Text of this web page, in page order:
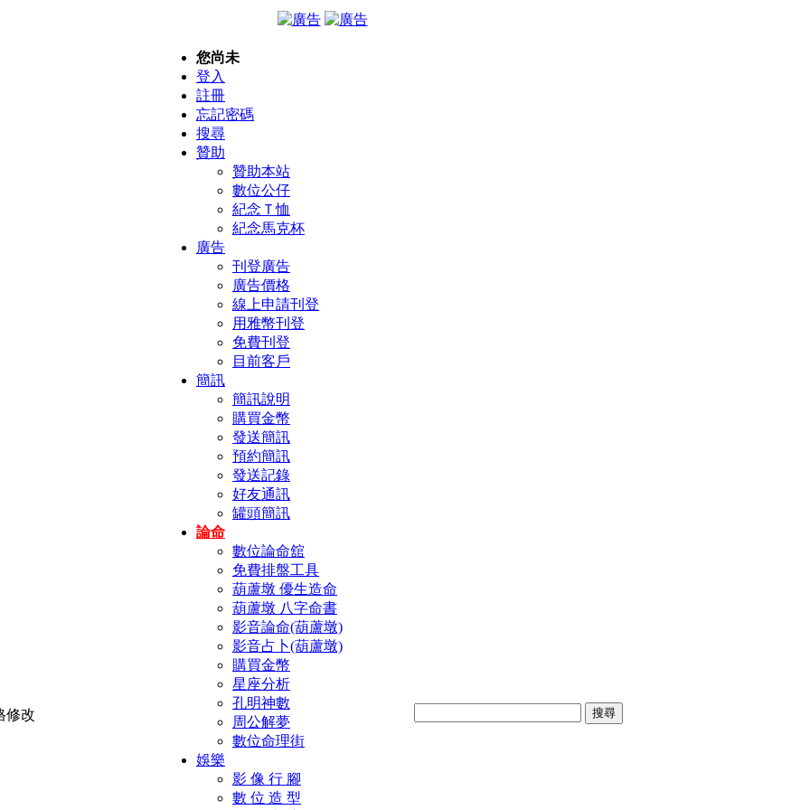
您尚未
登入
註冊
忘記密碼
搜尋
贊助
贊助本站
數位公仔
紀念Ｔ恤
紀念馬克杯
廣告
刊登廣告
廣告價格
線上申請刊登
用雅幣刊登
免費刊登
目前客戶
簡訊
簡訊說明
購買金幣
發送簡訊
預約簡訊
發送記錄
好友通訊
罐頭簡訊
論命
數位論命舘
免費排盤工具
葫蘆墩 優生造命
葫蘆墩 八字命書
影音論命(葫蘆墩)
影音占卜(葫蘆墩)
購買金幣
星座分析
孔明神數
周公解夢
數位命理街
娛樂
影 像 行 腳
數 位 造 型